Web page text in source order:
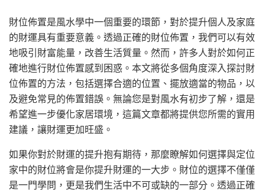
財位佈置是風水學中一個重要的環節，對於提升個人及家庭
的財運具有重要意義。透過正確的財位佈置，我們可以有效
地吸引財富能量，改善生活質量。然而，許多人對於如何正
確地進行財位佈置感到困惑。本文將從多個角度深入探討財
位佈置的方法，包括選擇合適的位置、擺放適當的物品，以
及避免常見的佈置錯誤。無論您是對風水有初步了解，還是
希望進一步優化家居環境，這篇文章都將提供您所需的實用
建議，讓財運更加旺盛。
如果你對於財運的提升抱有期待，那麼瞭解如何選擇與定位
家中的財位將會是你提升財運的一大步。財位的選擇不僅僅
是一門學問，更是我們生活中不可或缺的一部分。透過正確